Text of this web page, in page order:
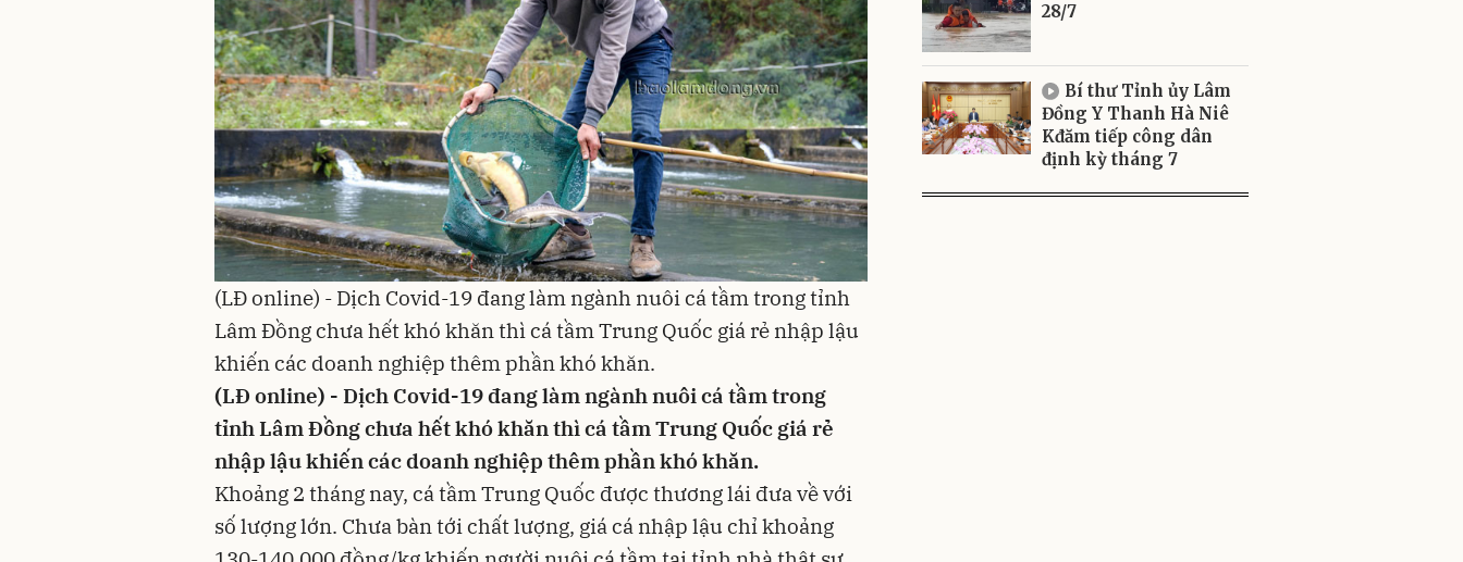
(LĐ online) - Dịch Covid-19 đang làm ngành nuôi cá tầm trong tỉnh
Lâm Đồng chưa hết khó khăn thì cá tầm Trung Quốc giá rẻ nhập lậu
khiến các doanh nghiệp thêm phần khó khăn.
(LĐ online) - Dịch Covid-19 đang làm ngành nuôi cá tầm trong
tỉnh Lâm Đồng chưa hết khó khăn thì cá tầm Trung Quốc giá rẻ
nhập lậu khiến các doanh nghiệp thêm phần khó khăn.
Khoảng 2 tháng nay, cá tầm Trung Quốc được thương lái đưa về với
số lượng lớn. Chưa bàn tới chất lượng, giá cá nhập lậu chỉ khoảng
28/7
Bí thư Tỉnh ủy Lâm
Đồng Y Thanh Hà Niê
Kđăm tiếp công dân
định kỳ tháng 7